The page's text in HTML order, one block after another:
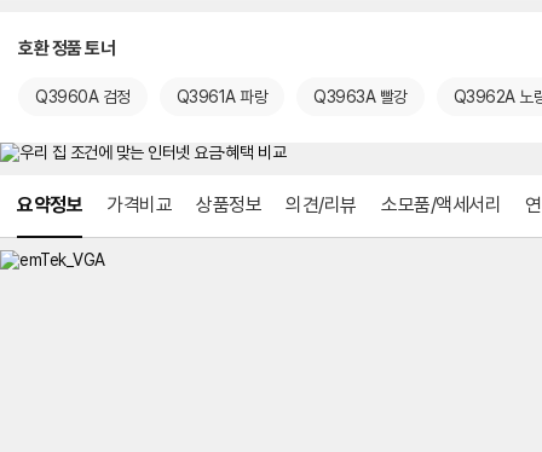
호환 정품 토너
Q3960A 검정 Q3961A 파랑 Q3963A 빨강 Q3962A 노
요약정보 가격비교 상품정보 의견/리뷰 소모품/액세서리